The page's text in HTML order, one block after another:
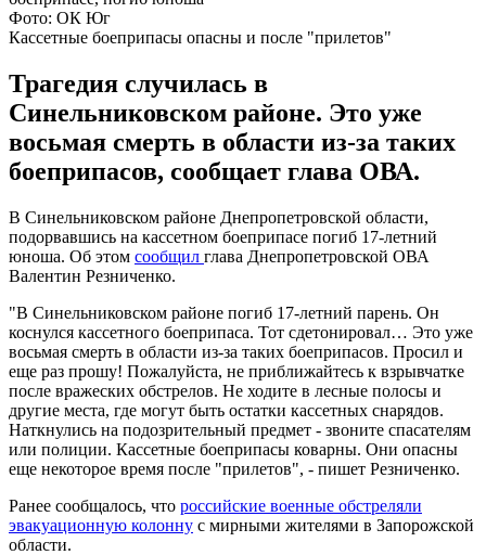
Фото: ОК Юг
Кассетные боеприпасы опасны и после "прилетов"
Трагедия случилась в
Синельниковском районе. Это уже
восьмая смерть в области из-за таких
боеприпасов, сообщает глава ОВА.
В Синельниковском районе Днепропетровской области,
подорвавшись на кассетном боеприпасе погиб 17-летний
юноша. Об этом сообщил глава Днепропетровской ОВА
Валентин Резниченко.
"В Синельниковском районе погиб 17-летний парень. Он
коснулся кассетного боеприпаса. Тот сдетонировал… Это уже
восьмая смерть в области из-за таких боеприпасов. Просил и
еще раз прошу! Пожалуйста, не приближайтесь к взрывчатке
после вражеских обстрелов. Не ходите в лесные полосы и
другие места, где могут быть остатки кассетных снарядов.
Наткнулись на подозрительный предмет - звоните спасателям
или полиции. Кассетные боеприпасы коварны. Они опасны
еще некоторое время после "прилетов", - пишет Резниченко.
Ранее сообщалось, что российские военные обстреляли
эвакуационную колонну с мирными жителями в Запорожской
области.